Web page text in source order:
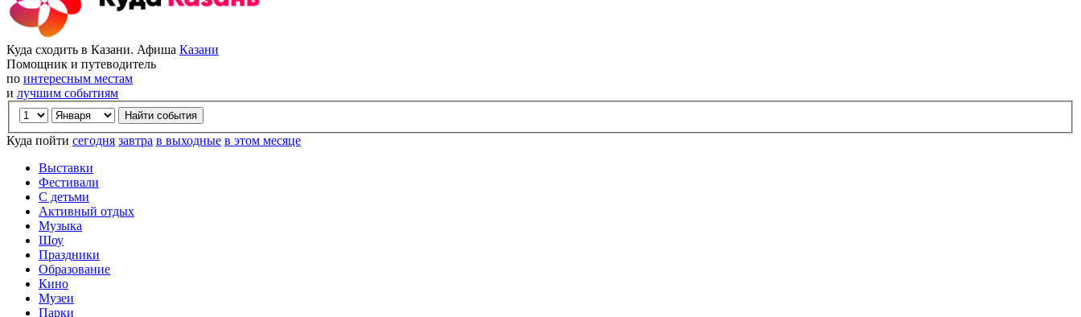
Куда сходить в Казани. Афиша Казани
Помощник и путеводитель
по интересным местам
и лучшим событиям
Куда пойти сегодня завтра в выходные в этом месяце
Выставки
Фестивали
С детьми
Активный отдых
Музыка
Шоу
Праздники
Образование
Кино
Музеи
Парки